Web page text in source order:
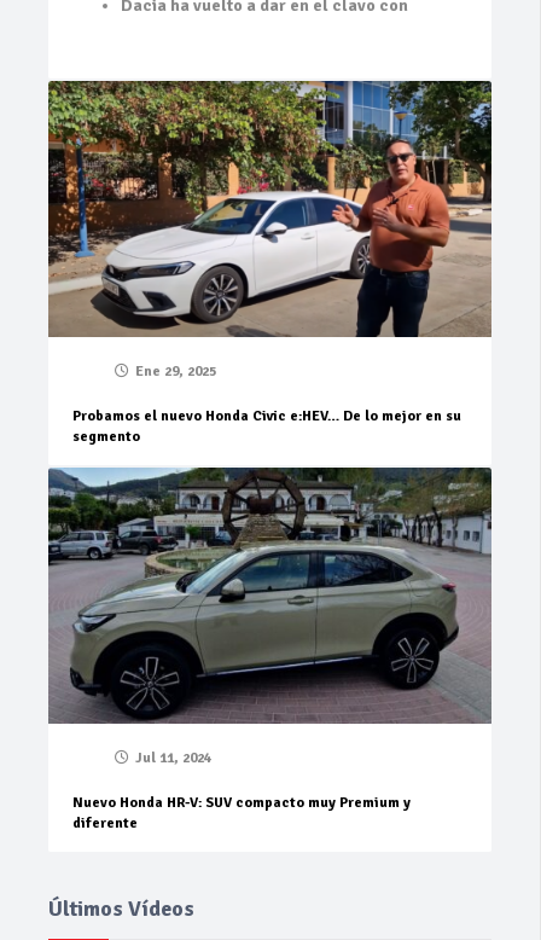
Dacia ha vuelto a dar en el clavo con
Ene 29, 2025
Probamos el nuevo Honda Civic e:HEV… De lo mejor en su
segmento
Jul 11, 2024
Nuevo Honda HR-V: SUV compacto muy Premium y
diferente
Últimos Vídeos